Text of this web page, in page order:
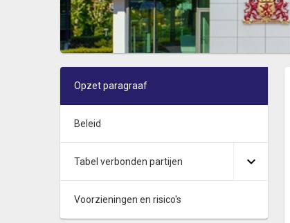
Opzet paragraaf
Beleid
Tabel verbonden partijen
Voorzieningen en risico's